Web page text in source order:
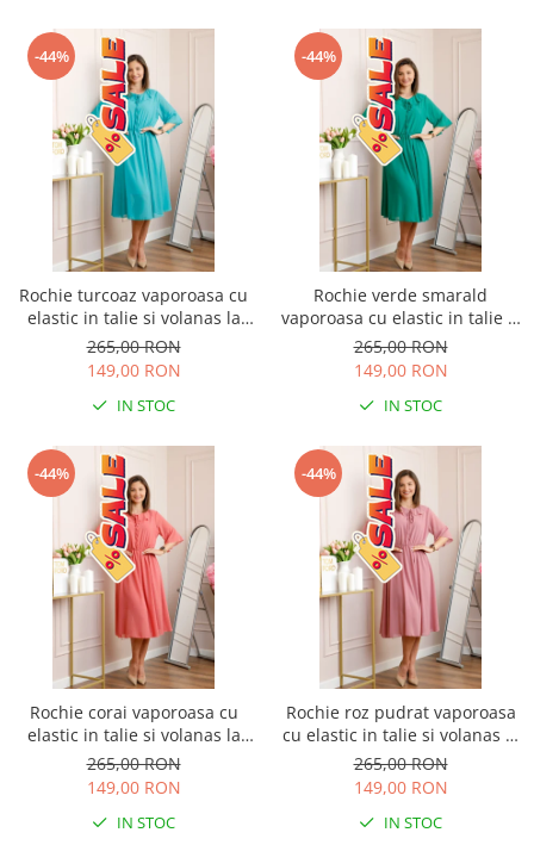
-44%
Rochie turcoaz vaporoasa cu
elastic in talie si volanas la
decolteu Allegra
265,00 RON
149,00 RON
IN STOC
-44%
Rochie verde smarald
vaporoasa cu elastic in talie si
volanas la decolteu Allegra
265,00 RON
149,00 RON
IN STOC
-44%
Rochie corai vaporoasa cu
elastic in talie si volanas la
decolteu Allegra
265,00 RON
149,00 RON
IN STOC
-44%
Rochie roz pudrat vaporoasa
cu elastic in talie si volanas la
decolteu Allegra
265,00 RON
149,00 RON
IN STOC